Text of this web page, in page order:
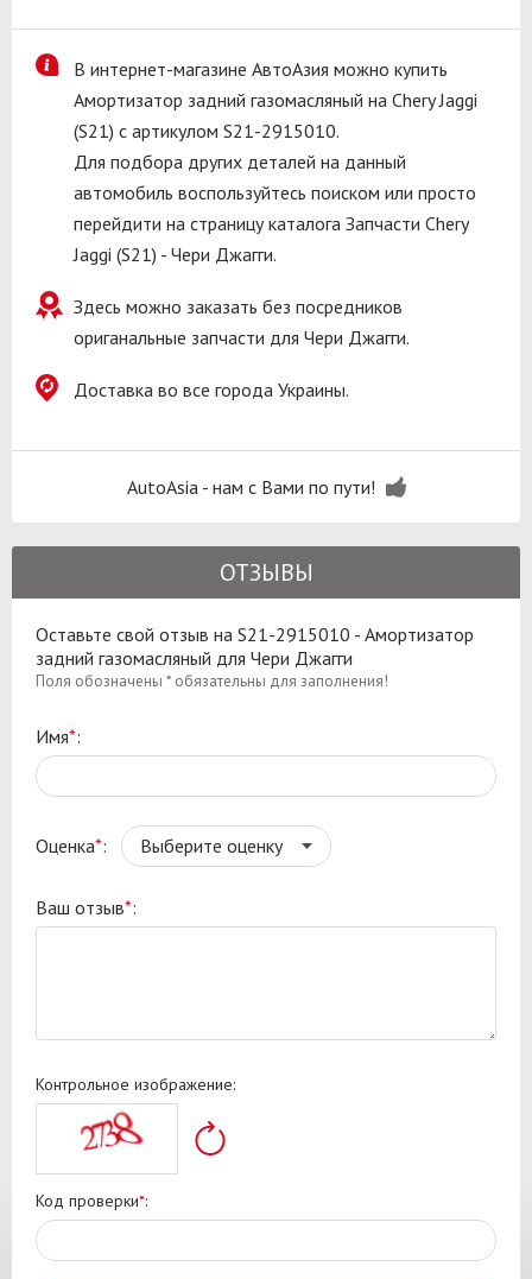
В интернет-магазине АвтоАзия можно купить
Амортизатор задний газомасляный на Chery Jaggi
(S21) с артикулом S21-2915010.
Для подбора других деталей на данный
автомобиль воспользуйтесь поиском или просто
перейдити на страницу каталога Запчасти Chery
Jaggi (S21) - Чери Джагги.
Здесь можно заказать без посредников
ориганальные запчасти для Чери Джагги.
Доставка во все города Украины.
AutoAsia - нам с Вами по пути!
ОТЗЫВЫ
Оставьте свой отзыв на S21-2915010 - Амортизатор
задний газомасляный для Чери Джагги
Поля обозначены * обязательны для заполнения!
Имя*:
Оценка*:
Ваш отзыв*:
Контрольное изображение:
Код проверки*: